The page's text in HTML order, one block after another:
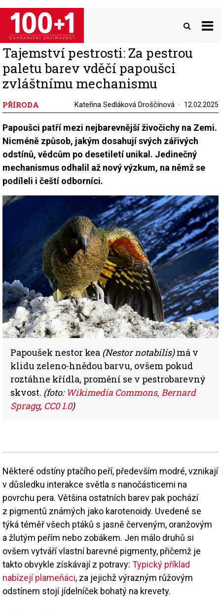
Přejít
hlavnímu
obsahu
Tajemství pestrosti: Za pestrou
paletu barev vděčí papoušci
zvláštnímu mechanismu
PŘÍRODA Kateřina Sedláková Droščínová 12.02.2025
Papoušci patří mezi nejbarevnější živočichy na Zemi.
Nicméně způsob, jakým dosahují svých zářivých
odstínů, vědcům po desetiletí unikal. Jedinečný
mechanismus odhalil až nový výzkum, na němž se
podíleli i čeští odborníci.
Papoušek nestor kea (Nestor notabilis)má v
klidu zeleno-hnědou barvu, ovšem pokud
roztáhne křídla, promění se v pestrobarevný
skvost. (foto: Wikimedia Commons, Bernard
Spragg, CC0 1.0)
Některé odstíny ptačího peří, především modré, vznikají
v důsledku interakce světla s nanočásticemi na
povrchu pera. Většina ostatních barev pak pochází
z pigmentů známých jako karotenoidy. Uvedené se
týká téměř všech ptáků s jasně červeným, oranžovým
a žlutým peřím nebo zobákem. Jen málo druhů si
ovšem vytváří vlastní barevné pigmenty, přičemž je
takto obvykle získávají z potravy: Typický příklad
nabízejí plameňáci, za jejichž výrazným růžovým
odstínem stojí jídelníček bohatý na krevety.